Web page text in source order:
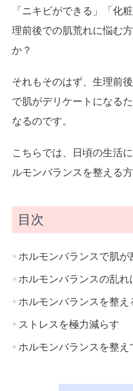
「ニキビができる」「化
理前後での肌荒れに悩む
か？
それもそのはず、生理前
で肌がデリケートになる
なるのです。
こちらでは、日頃の生活
ルモンバランスを整える
目次
ホルモンバランスで肌が
ホルモンバランスの乱れ
ホルモンバランスを整え
ストレスを極力減らす
ホルモンバランスを整え